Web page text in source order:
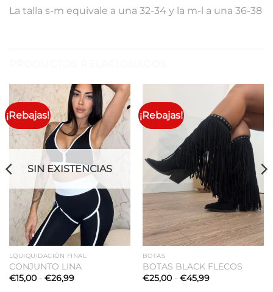
La talla s-m equivale a una 32-34 y la m-l a una 36-38
¡Rebajas!
SIN EXISTENCIAS
LQUIQUIDACIÓN FINAL
CONJUNTO LINA
€15,00 - €26,99Rango
¡Rebajas!
BOTAS
BOTAS BLACK FLECOS
€25,00 - €45,99Rango